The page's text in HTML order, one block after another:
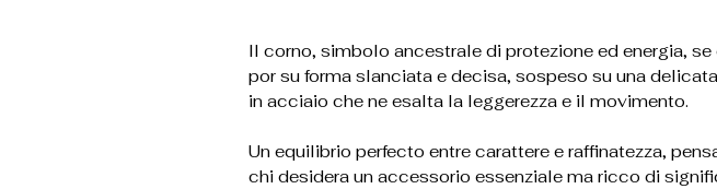
Il corno, simbolo ancestrale di protezione ed energia,
por su forma slanciata e decisa, sospeso su una
in acciaio che ne esalta la leggerezza e il movimento.
Un equilibrio perfecto entre carattere e raffinatezza,
chi desidera un accessorio essenziale ma ricco di